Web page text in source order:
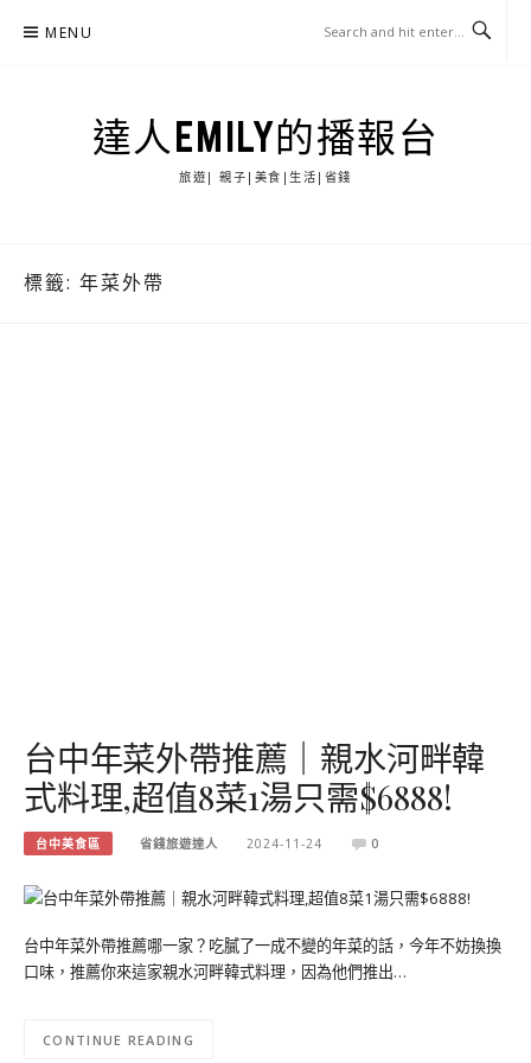
MENU
達人EMILY的播報台
旅遊| 親子|美食|生活|省錢
標籤: 年菜外帶
台中年菜外帶推薦｜親水河畔韓
式料理,超值8菜1湯只需$6888!
台中美食區 省錢旅遊達人 2024-11-24 0
台中年菜外帶推薦哪一家？吃膩了一成不變的年菜的話，今年不妨換換
口味，推薦你來這家親水河畔韓式料理，因為他們推出…
CONTINUE READING